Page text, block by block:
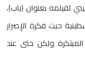
لفيلمه بعنوان (باب)،
حيث فكرة الإصرار
ولكن حتى عند